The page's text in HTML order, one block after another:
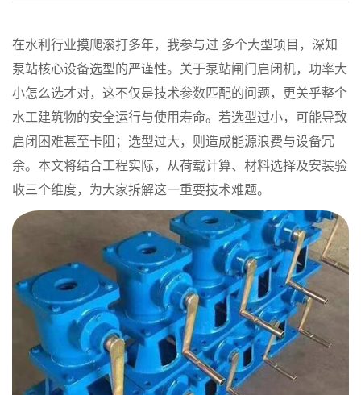
在水利行业摸爬滚打多年，我参与过 多个大型项目，深知
泵站核心设备选型的严谨性。关于泵站闸门启闭机，功率大
小怎么选才对，这不仅是技术参数匹配的问题，更关乎整个
水工建筑物的安全运行与使用寿命。若选型过小，可能导致
启闭困难甚至卡阻；选型过大，则造成能源浪费与设备冗
余。本文将结合工程实际，从荷载计算、材料选择及安装验
收三个维度，为大家拆解这一重要技术难题。